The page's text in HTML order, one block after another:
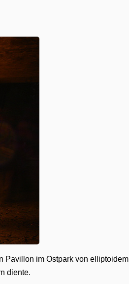
Pavillon im Ostpark von elliptoidem
diente.